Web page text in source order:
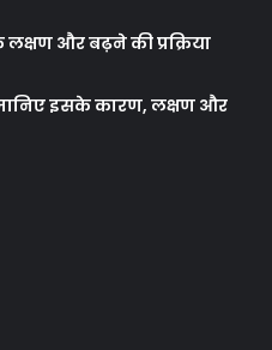
और बढ़ने की प्रक्रिया
इसके कारण, लक्षण और